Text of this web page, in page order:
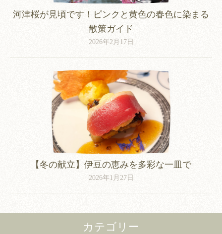
河津桜が見頃です！ピンクと黄色の春色に染まる
散策ガイド
2026年2月17日
【冬の献立】伊豆の恵みを多彩な一皿で
2026年1月27日
カテゴリー